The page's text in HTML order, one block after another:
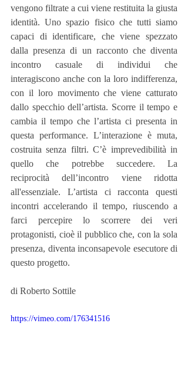
vengono filtrate a cui viene restituita la giusta
identità. Uno spazio fisico che tutti siamo
capaci di identificare, che viene spezzato
dalla presenza di un racconto che diventa
incontro casuale di individui che
interagiscono anche con la loro indifferenza,
con il loro movimento che viene catturato
dallo specchio dell’artista. Scorre il tempo e
cambia il tempo che l’artista ci presenta in
questa performance. L’interazione è muta,
costruita senza filtri. C’è imprevedibilità in
quello che potrebbe succedere. La
reciprocità dell’incontro viene ridotta
all'essenziale. L’artista ci racconta questi
incontri accelerando il tempo, riuscendo a
farci percepire lo scorrere dei veri
protagonisti, cioè il pubblico che, con la sola
presenza, diventa inconsapevole esecutore di
questo progetto.
di Roberto Sottile
https://vimeo.com/176341516